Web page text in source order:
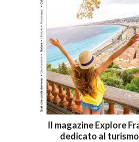
Il magazine Explore
dedicato al